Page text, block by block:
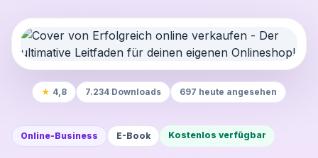
★ 4,8 7.234 Downloads 697 heute angesehen
Online-Business E-Book Kostenlos verfügbar